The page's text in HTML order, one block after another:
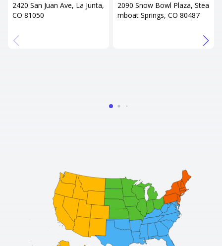
2420 San Juan Ave, La Junta,
CO 81050
2090 Snow Bowl Plaza, Stea
mboat Springs, CO 80487